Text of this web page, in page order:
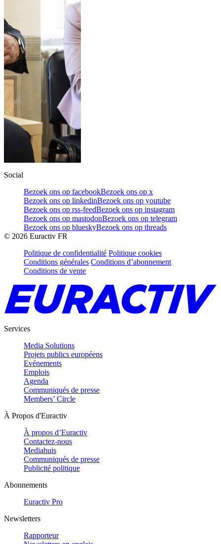
Social
Bezoek ons op facebookBezoek ons op x
Bezoek ons op linkedinBezoek ons op youtube
Bezoek ons op rss-feedBezoek ons op instagram
Bezoek ons op mastodonBezoek ons op telegram
Bezoek ons op blueskyBezoek ons op threads
© 2026 Euractiv FR
Politique de confidentialité Politique cookies
Conditions générales Conditions d’abonnement
Conditions de vente
Services
Media Solutions
Projets publics européens
Evénements
Emplois
Agenda
Communiqués de presse
Members’ Circle
À Propos d'Euractiv
À propos d’Euractiv
Contactez-nous
Mediahuis
Communiqués de presse
Publicité politique
Abonnements
Euractiv Pro
Newsletters
Rapporteur